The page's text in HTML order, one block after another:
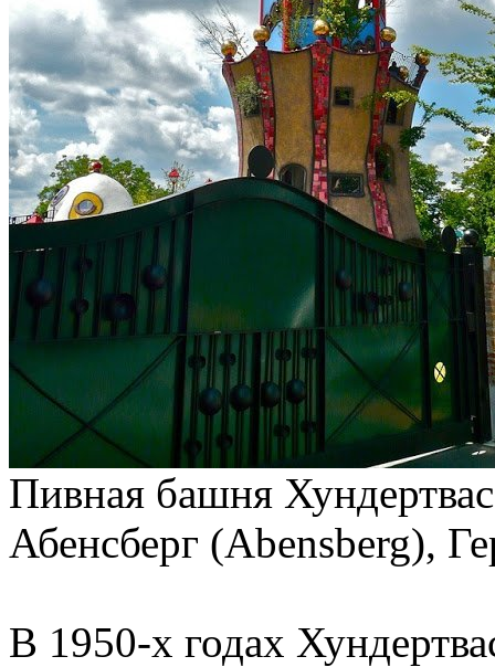
Пивная башня
Абенсберг (Abensberg),
В 1950-х годах